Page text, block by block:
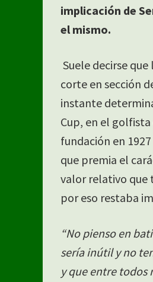
implicación de
el mismo.
Suele decirse
corte en sección
instante
Cup, en el
fundación en
que premia el
valor relativo que
por eso restaba
“No pienso en
sería inútil y no
y que entre todos